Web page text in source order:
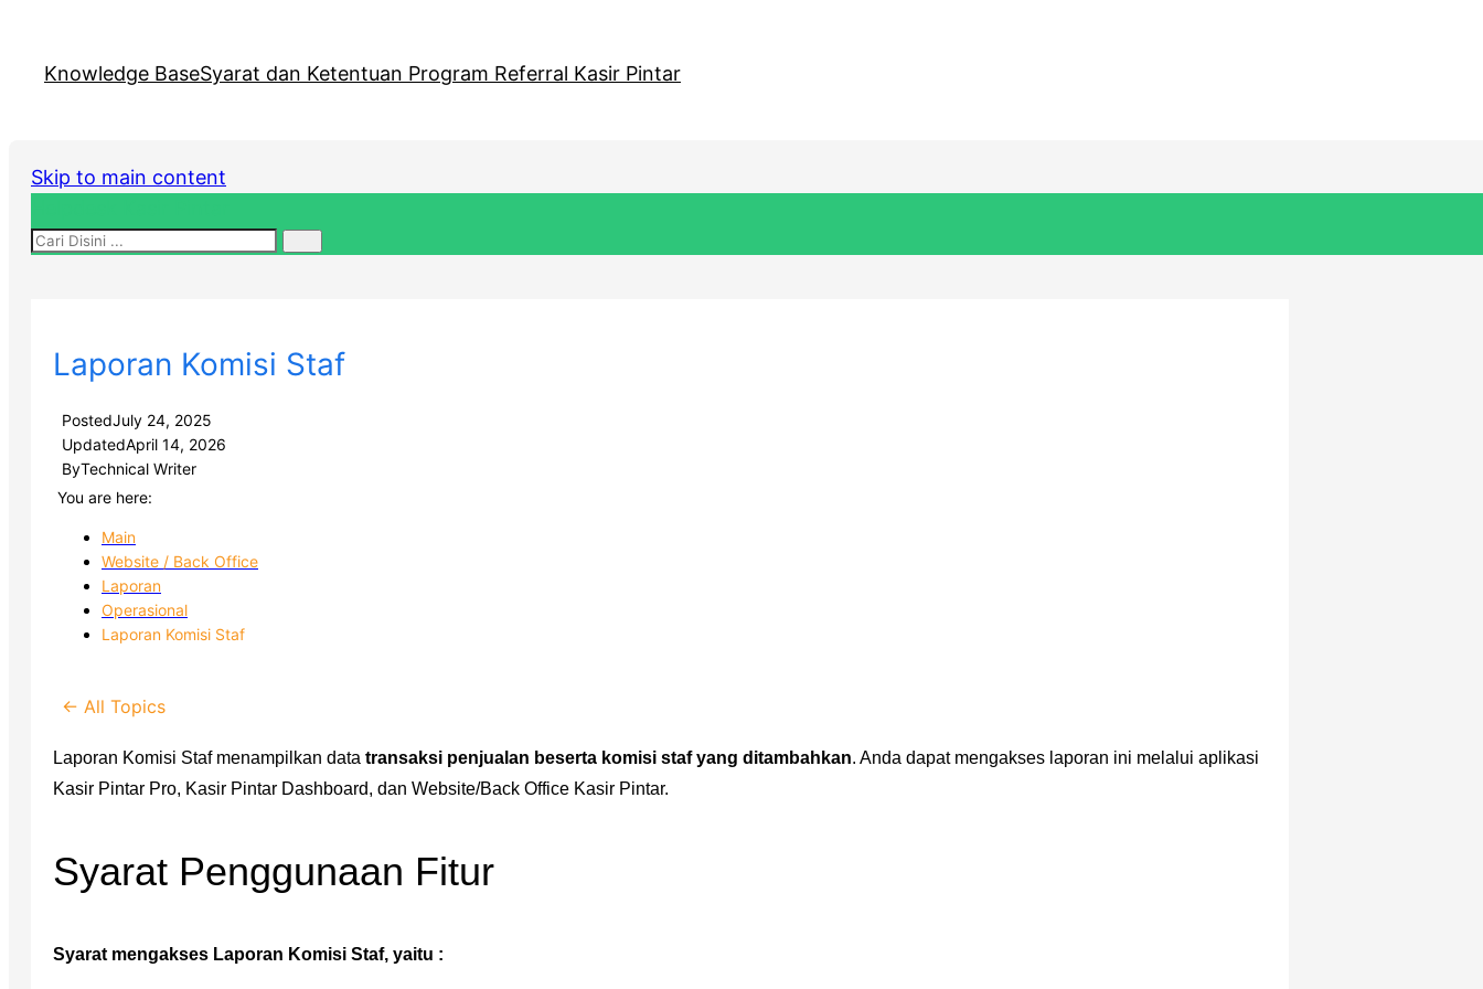
Knowledge BaseSyarat dan Ketentuan Program Referral Kasir Pintar
Skip to main content
Laporan Komisi Staf
PostedJuly 24, 2025
UpdatedApril 14, 2026
ByTechnical Writer
You are here:
Main
Website / Back Office
Laporan
Operasional
Laporan Komisi Staf
← All Topics
Laporan Komisi Staf menampilkan data transaksi penjualan beserta komisi staf yang ditambahkan. Anda dapat mengakses laporan ini melalui aplikasi
Kasir Pintar Pro, Kasir Pintar Dashboard, dan Website/Back Office Kasir Pintar.
Syarat Penggunaan Fitur
Syarat mengakses Laporan Komisi Staf, yaitu :